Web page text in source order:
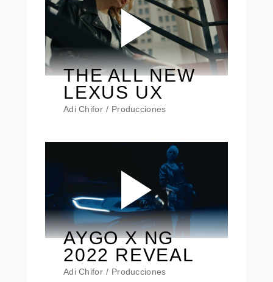
THE ALL NEW
LEXUS UX
Adi Chifor Producciones
AYGO X NG
2022 REVEAL
Adi Chifor Producciones